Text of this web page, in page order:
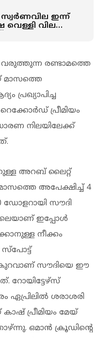
ഇന്ന്
വില
രണ്ടാമത്തെ
മാസത്തെ
പ്രഖ്യാപിച്ച
പ്രീമിയം
നിലയിലേക്ക്
അറബ് ലൈറ്റ്
മാസത്തെ അപേക്ഷിച്ച് 4
ഡോളറായി സൗദി
ഇപ്പോൾ
നീക്കം
കുറവാണ് സൗദിയെ ഈ
റോയിട്ടേഴ്സ്
ഏപ്രിലിൽ ശരാശരി
പ്രീമിയം മേയ്
ഒമാൻ ക്രൂഡിന്റെ